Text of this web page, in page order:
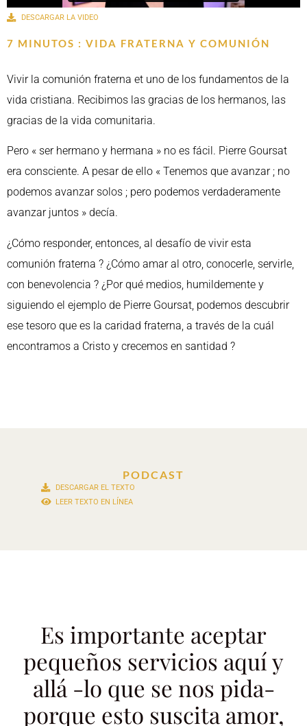
DESCARGAR LA VIDEO
7 MINUTOS : VIDA FRATERNA Y COMUNIÓN
Vivir la comunión fraterna et uno de los fundamentos de la
vida cristiana. Recibimos las gracias de los hermanos, las
gracias de la vida comunitaria.
Pero « ser hermano y hermana » no es fácil. Pierre Goursat
era consciente. A pesar de ello « Tenemos que avanzar ; no
podemos avanzar solos ; pero podemos verdaderamente
avanzar juntos » decía.
¿Cómo responder, entonces, al desafío de vivir esta
comunión fraterna ? ¿Cómo amar al otro, conocerle, servirle,
con benevolencia ? ¿Por qué medios, humildemente y
siguiendo el ejemplo de Pierre Goursat, podemos descubrir
ese tesoro que es la caridad fraterna, a través de la cuál
encontramos a Cristo y crecemos en santidad ?
PODCAST
DESCARGAR EL TEXTO
LEER TEXTO EN LÍNEA
Es importante aceptar
pequeños servicios aquí y
allá -lo que se nos pida-
porque esto suscita amor,